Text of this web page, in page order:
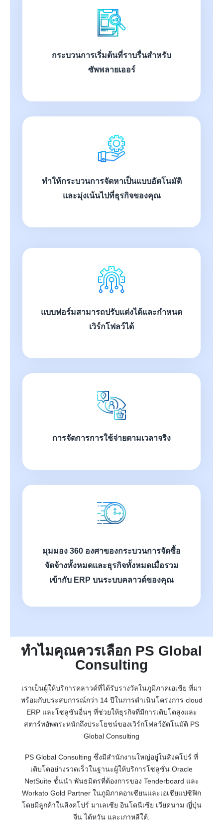
กระบวนการเริ่มต้นที่ราบรื่นสำหรับ
ซัพพลายเออร์
ทำให้กระบวนการจัดหาเป็นแบบอัตโนมัติ
และมุ่งเน้นไปที่ธุรกิจของคุณ
แบบฟอร์มสามารถปรับแต่งได้และกำหนด
เวิร์กโฟลว์ได้
การจัดการการใช้จ่ายตามเวลาจริง
มุมมอง 360 องศาของกระบวนการจัดซื้อ
จัดจ้างทั้งหมดและธุรกิจทั้งหมดเมื่อรวม
เข้ากับ ERP บนระบบคลาวด์ของคุณ
ทำไมคุณควรเลือก PS Global
Consulting
เราเป็นผู้ให้บริการคลาวด์ที่ได้รับรางวัลในภูมิภาคเอเชีย ที่มา
พร้อมกับประสบการณ์กว่า 14 ปีในการดำเนินโครงการ cloud
ERP และโซลูชันอื่นๆ ที่ช่วยให้ธุรกิจที่มีการเติบโตสูงและ
สตาร์ทอัพตระหนักถึงประโยชน์ของเวิร์กโฟลว์อัตโนมัติ PS
Global Consulting
PS Global Consulting ซึ่งมีสำนักงานใหญ่อยู่ในสิงคโปร์ ที่
เติบโตอย่างรวดเร็วในฐานะผู้ให้บริการโซลูชั่น Oracle
NetSuite ชั้นนำ พันธมิตรที่ต้องการของ Tenderboard และ
Workato Gold Partner ในภูมิภาคอาเซียนและเอเชียแปซิฟิก
โดยมีลูกค้าในสิงคโปร์ มาเลเซีย อินโดนีเซีย เวียดนาม ญี่ปุ่น
จีน ไต้หวัน และเกาหลีใต้.